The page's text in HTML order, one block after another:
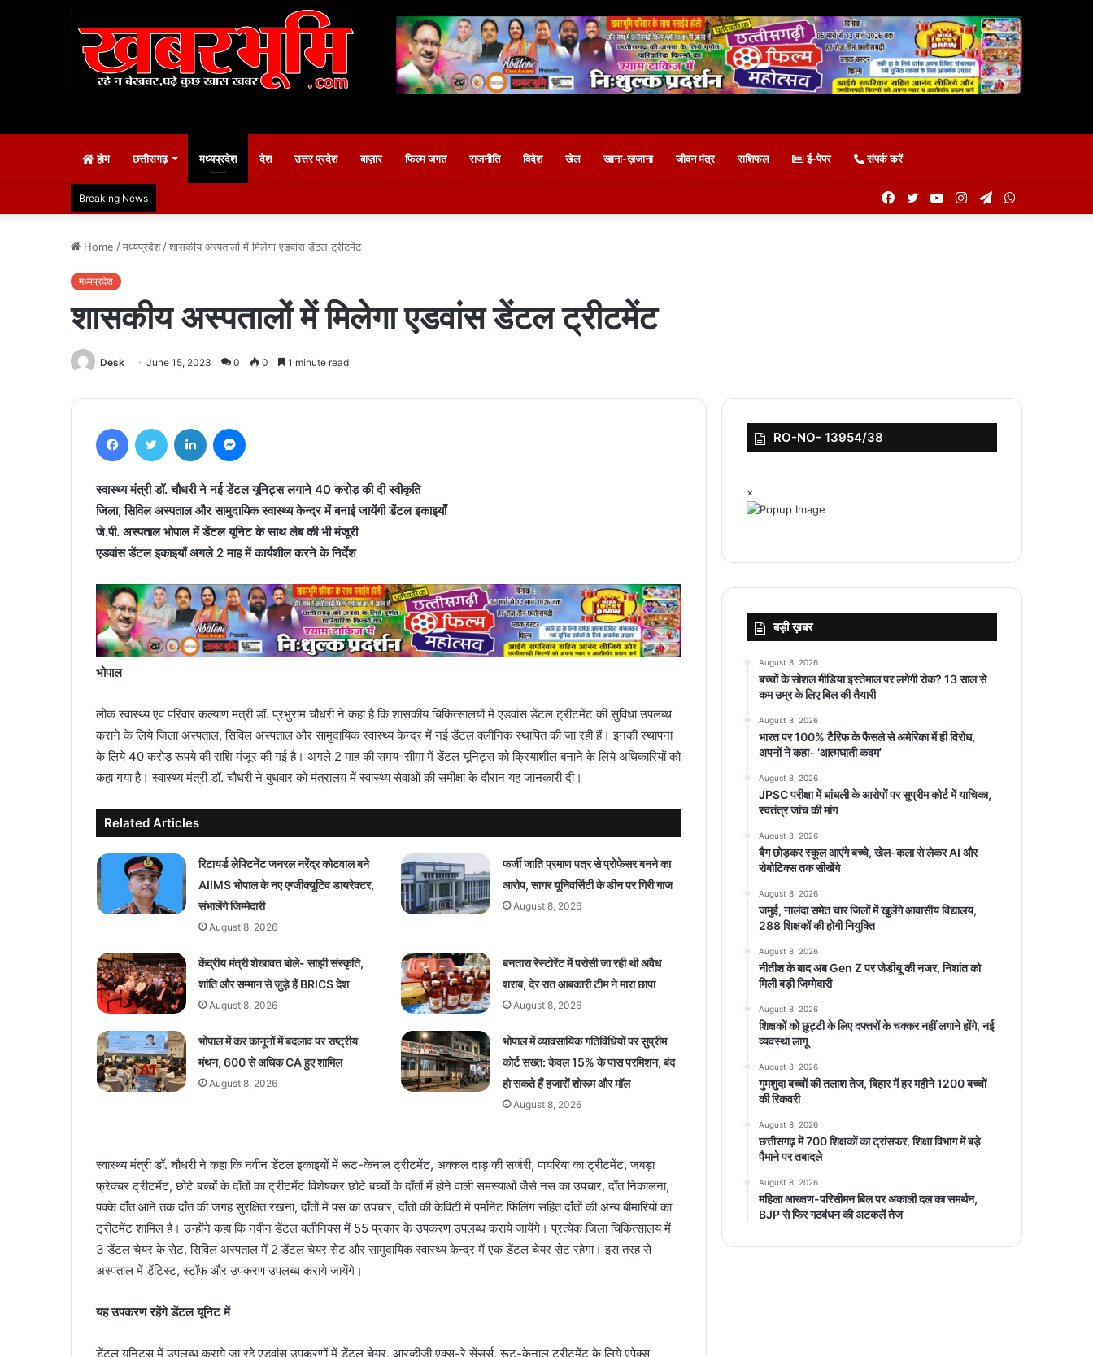
होम छत्तीसगढ़ मध्यप्रदेश देश उत्तर प्रदेश बाज़ार फिल्म जगत राजनीति विदेश खेल खाना-ख़जाना जीवन मंत्र राशिफल ई-पेपर संपर्क करें
Breaking News Telegram
Instagram
YouTube
Twitter
Facebook
Home /मध्यप्रदेश /शासकीय अस्पतालों में मिलेगा एडवांस डेंटल ट्रीटमेंट
मध्यप्रदेश
शासकीय अस्पतालों में मिलेगा एडवांस डेंटल ट्रीटमेंट
Desk June 15, 2023 0 0 1 minute read
स्वास्थ्य मंत्री डॉ. चौधरी ने नई डेंटल यूनिट्स लगाने 40 करोड़ की दी स्वीकृति
जिला, सिविल अस्पताल और सामुदायिक स्वास्थ्य केन्द्र में बनाई जायेंगी डेंटल इकाइयाँ
जे.पी. अस्पताल भोपाल में डेंटल यूनिट के साथ लेब की भी मंजूरी
एडवांस डेंटल इकाइयाँ अगले 2 माह में कार्यशील करने के निर्देश
भोपाल
लोक स्वास्थ्य एवं परिवार कल्याण मंत्री डॉ. प्रभुराम चौधरी ने कहा है कि शासकीय चिकित्सालयों में एडवांस डेंटल ट्रीटमेंट की सुविधा उपलब्ध
कराने के लिये जिला अस्पताल, सिविल अस्पताल और सामुदायिक स्वास्थ्य केन्द्र में नई डेंटल क्लीनिक स्थापित की जा रही हैं। इनकी स्थापना
के लिये 40 करोड़ रूपये की राशि मंजूर की गई है। अगले 2 माह की समय-सीमा में डेंटल यूनिट्स को क्रियाशील बनाने के लिये अधिकारियों को
कहा गया है। स्वास्थ्य मंत्री डॉ. चौधरी ने बुधवार को मंत्रालय में स्वास्थ्य सेवाओं की समीक्षा के दौरान यह जानकारी दी।
Related Articles
रिटायर्ड लेफ्टिनेंट जनरल नरेंद्र कोटवाल बने
AIIMS भोपाल के नए एग्जीक्यूटिव डायरेक्टर,
संभालेंगे जिम्मेदारी
August 8, 2026
फर्जी जाति प्रमाण पत्र से प्रोफेसर बनने का
आरोप, सागर यूनिवर्सिटी के डीन पर गिरी गाज
August 8, 2026
केंद्रीय मंत्री शेखावत बोले- साझी संस्कृति,
शांति और सम्मान से जुड़े हैं BRICS देश
August 8, 2026
बनतारा रेस्टोरेंट में परोसी जा रही थी अवैध
शराब, देर रात आबकारी टीम ने मारा छापा
August 8, 2026
भोपाल में कर कानूनों में बदलाव पर राष्ट्रीय
मंथन, 600 से अधिक CA हुए शामिल
August 8, 2026
भोपाल में व्यावसायिक गतिविधियों पर सुप्रीम
कोर्ट सख्त: केवल 15% के पास परमिशन, बंद
हो सकते हैं हजारों शोरूम और मॉल
August 8, 2026
स्वास्थ्य मंत्री डॉ. चौधरी ने कहा कि नवीन डेंटल इकाइयों में रूट-केनाल ट्रीटमेंट, अक्कल दाड़ की सर्जरी, पायरिया का ट्रीटमेंट, जबड़ा
फ्रेक्चर ट्रीटमेंट, छोटे बच्चों के दाँतों का ट्रीटमेंट विशेषकर छोटे बच्चों के दाँतों में होने वाली समस्याओं जैसे नस का उपचार, दाँत निकालना,
पक्के दाँत आने तक दाँत की जगह सुरक्षित रखना, दाँतों में पस का उपचार, दाँतों की केविटी में पर्मानेंट फिलिंग सहित दाँतों की अन्य बीमारियों का
ट्रीटमेंट शामिल है। उन्होंने कहा कि नवीन डेंटल क्लीनिक्स में 55 प्रकार के उपकरण उपलब्ध कराये जायेंगे। प्रत्येक जिला चिकित्सालय में
3 डेंटल चेयर के सेट, सिविल अस्पताल में 2 डेंटल चेयर सेट और सामुदायिक स्वास्थ्य केन्द्र में एक डेंटल चेयर सेट रहेगा। इस तरह से
अस्पताल में डेंटिस्ट, स्टॉफ और उपकरण उपलब्ध कराये जायेंगे।
यह उपकरण रहेंगे डेंटल यूनिट में
डेंटल यूनिट्स में उपलब्ध कराये जा रहे एडवांस उपकरणों में डेंटल चेयर, आरव्हीजी एक्स-रे सेंसर्स, रूट-केनाल ट्रीटमेंट के लिये एपेक्स
RO-NO- 13954/38
×
बड़ी ख़बर
August 8, 2026
बच्चों के सोशल मीडिया इस्तेमाल पर लगेगी रोक? 13 साल से
कम उम्र के लिए बिल की तैयारी
August 8, 2026
भारत पर 100% टैरिफ के फैसले से अमेरिका में ही विरोध,
अपनों ने कहा- ‘आत्मघाती कदम’
August 8, 2026
JPSC परीक्षा में धांधली के आरोपों पर सुप्रीम कोर्ट में याचिका,
स्वतंत्र जांच की मांग
August 8, 2026
बैग छोड़कर स्कूल आएंगे बच्चे, खेल-कला से लेकर AI और
रोबोटिक्स तक सीखेंगे
August 8, 2026
जमुई, नालंदा समेत चार जिलों में खुलेंगे आवासीय विद्यालय,
288 शिक्षकों की होगी नियुक्ति
August 8, 2026
नीतीश के बाद अब Gen Z पर जेडीयू की नजर, निशांत को
मिली बड़ी जिम्मेदारी
August 8, 2026
शिक्षकों को छुट्टी के लिए दफ्तरों के चक्कर नहीं लगाने होंगे, नई
व्यवस्था लागू
August 8, 2026
गुमशुदा बच्चों की तलाश तेज, बिहार में हर महीने 1200 बच्चों
की रिकवरी
August 8, 2026
छत्तीसगढ़ में 700 शिक्षकों का ट्रांसफर, शिक्षा विभाग में बड़े
पैमाने पर तबादले
August 8, 2026
महिला आरक्षण-परिसीमन बिल पर अकाली दल का समर्थन,
BJP से फिर गठबंधन की अटकलें तेज